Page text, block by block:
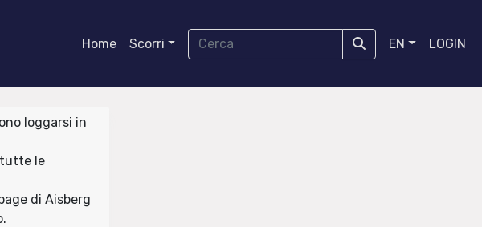
Home Scorri EN LOGIN
loggarsi in
le
di Aisberg